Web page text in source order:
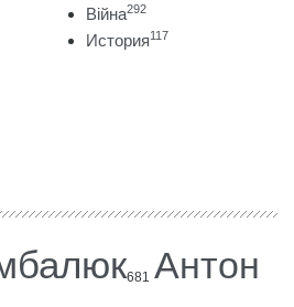
Війна292
История117
681 Антон